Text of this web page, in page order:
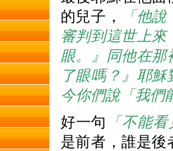
的兒子，
「他
審判到這世上
眼。』同他在
了眼嗎？』耶
今你們說「我們
好一句
「不能
是前者，誰是後